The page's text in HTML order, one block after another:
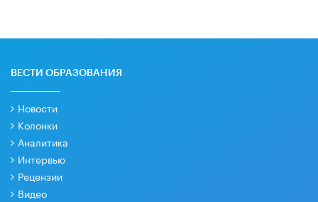
ВЕСТИ ОБРАЗОВАНИЯ
Новости
Колонки
Аналитика
Интервью
Рецензии
Видео